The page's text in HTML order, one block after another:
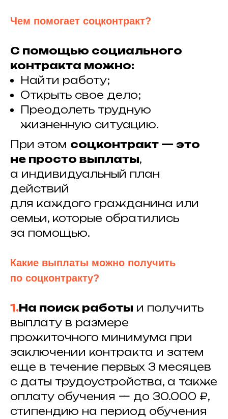
Чем помогает соцконтракт?
С помощью социального
контракта можно:
Найти работу;
Открыть свое дело;
Преодолеть трудную
жизненную ситуацию.
При этом соцконтракт — это
не просто выплаты,
а индивидуальный план
действий
для каждого гражданина или
семьи, которые обратились
за помощью.
Какие выплаты можно получить
по соцконтракту?
1.На поиск работы и получить
выплату в размере
прожиточного минимума при
заключении контракта и затем
еще в течение первых 3 месяцев
с даты трудоустройства, а также
оплату обучения — до 30.000 ₽,
стипендию на период обучения